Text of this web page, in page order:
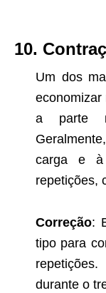
10.
Um dos
economizar
a parte
carga e à
repetições,
Correção:
tipo para
durante o